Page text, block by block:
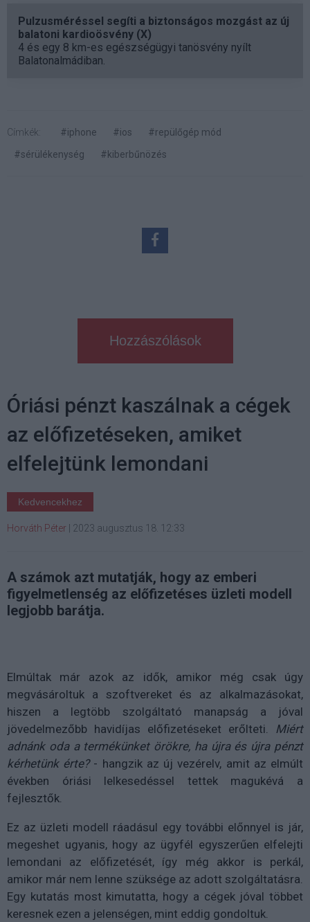
Pulzusméréssel segíti a biztonságos mozgást az új
balatoni kardioösvény (X)
4 és egy 8 km-es egészségügyi tanösvény nyílt
Balatonalmádiban.
Címkék: #iphone #ios
#repülőgép mód
#sérülékenység
#kiberbűnözés
Hozzászólások
Óriási pénzt kaszálnak a cégek
az előfizetéseken, amiket
elfelejtünk lemondani
Kedvencekhez
Horváth Péter 2023 augusztus 18. 12:33
A számok azt mutatják, hogy az emberi
figyelmetlenség az előfizetéses üzleti modell
legjobb barátja.
Elmúltak már azok az idők, amikor még csak úgy
megvásároltuk a szoftvereket és az alkalmazásokat,
hiszen a legtöbb szolgáltató manapság a jóval
jövedelmezőbb havidíjas előfizetéseket erőlteti. Miért
adnánk oda a termékünket örökre, ha újra és újra pénzt
kérhetünk érte?- hangzik az új vezérelv, amit az elmúlt
években óriási lelkesedéssel tettek magukévá a
fejlesztők.
Ez az üzleti modell ráadásul egy további előnnyel is jár,
megeshet ugyanis, hogy az ügyfél egyszerűen elfelejti
lemondani az előfizetését, így még akkor is perkál,
amikor már nem lenne szüksége az adott szolgáltatásra.
Egy kutatás most kimutatta, hogy a cégek jóval többet
keresnek ezen a jelenségen, mint eddig gondoltuk.